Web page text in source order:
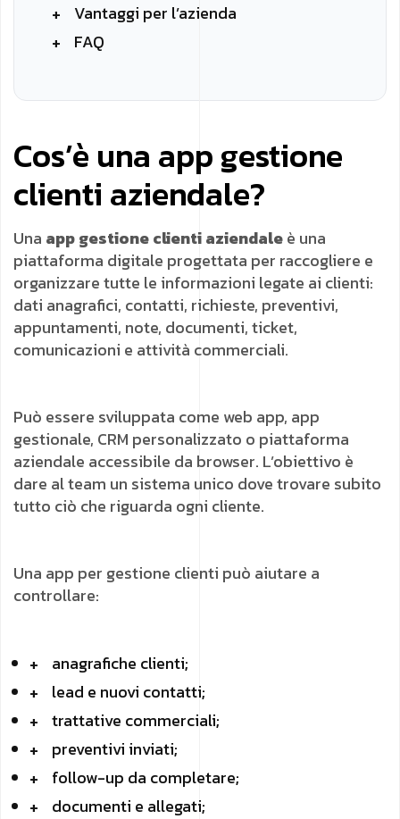
Vantaggi per l’azienda
FAQ
Cos’è una app gestione
clienti aziendale?
Una app gestione clienti aziendaleè una
piattaforma digitale progettata per raccogliere e
organizzare tutte le informazioni legate ai clienti:
dati anagrafici, contatti, richieste, preventivi,
appuntamenti, note, documenti, ticket,
comunicazioni e attività commerciali.
Può essere sviluppata come web app, app
gestionale, CRM personalizzato o piattaforma
aziendale accessibile da browser. L’obiettivo è
dare al team un sistema unico dove trovare subito
tutto ciò che riguarda ogni cliente.
Una app per gestione clienti può aiutare a
controllare:
anagrafiche clienti;
lead e nuovi contatti;
trattative commerciali;
preventivi inviati;
follow-up da completare;
documenti e allegati;